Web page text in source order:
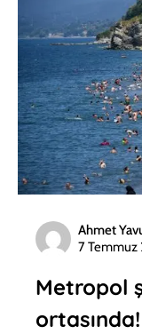
Ahmet
7 Temmuz
Metropol